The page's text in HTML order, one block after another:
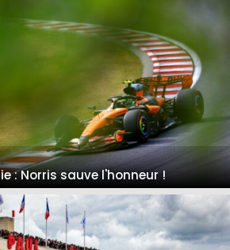
: Norris sauve l'honneur !